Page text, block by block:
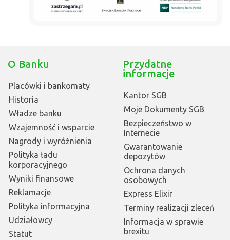
O Banku
Placówki i bankomaty
Historia
Władze banku
Wzajemność i wsparcie
Nagrody i wyróżnienia
Polityka ładu
korporacyjnego
Wyniki finansowe
Reklamacje
Polityka informacyjna
Udziałowcy
Statut
Przydatne
informacje
Kantor SGB
Moje Dokumenty SGB
Bezpieczeństwo w
Internecie
Gwarantowanie
depozytów
Ochrona danych
osobowych
Express Elixir
Terminy realizacji zleceń
Informacja w sprawie
brexitu